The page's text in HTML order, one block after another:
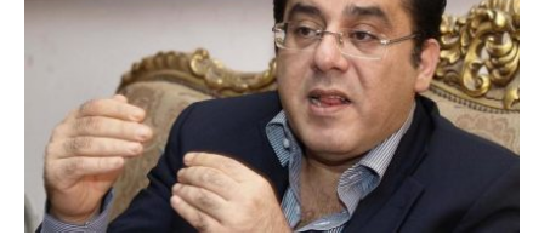
نصـــرة
القــدس
مغلقة